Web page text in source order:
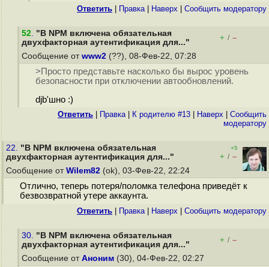
Ответить Правка| Наверх Cообщить модератору
52. "В NPM включена обязательная
двухфакторная аутентификация для..."
+ / –
Сообщение от www2 (??), 08-Фев-22, 07:28
>Просто представьте насколько бы вырос уровень
безопасности при отключении автообновлений.
djb'шно :)
Ответить Правка| К родителю #13 Наверх
Cообщить
модератору
22. "В NPM включена обязательная
двухфакторная аутентификация для..."
+5
+ / –
Сообщение от Wilem82 (ok), 03-Фев-22, 22:24
Отлично, теперь потеря/поломка телефона приведёт к
безвозвратной утере аккаунта.
Ответить Правка| Наверх Cообщить модератору
30. "В NPM включена обязательная
двухфакторная аутентификация для..."
+ / –
Сообщение от Аноним (30), 04-Фев-22, 02:27